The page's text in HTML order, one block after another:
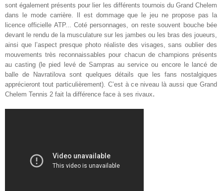
sont également présents pour lier les différents tournois du Grand Chelem
dans le mode carrière. Il est dommage que le jeu ne propose pas la
licence officielle ATP... Coté personnages, on reste souvent bouche bée
devant le rendu de la musculature sur les jambes ou les bras des joueurs,
ainsi que l’aspect presque photo réaliste des visages, sans oublier des
mouvements très reconnaissables pour chacun de champions présents
au casting (le pied levé de Sampras au service ou encore le lancé de
balle de Navratilova sont quelques détails que les fans nostalgiques
apprécieront tout particulièrement). C’est à ce niveau là aussi que Grand
Chelem Tennis 2 fait la différence face à ses rivaux.